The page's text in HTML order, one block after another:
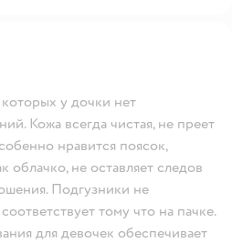
у дочки нет
Кожа всегда чистая, не преет
нравится поясок,
облачко, не оставляет следов
Подгузники не
тому что на пачке.
для девочек обеспечивает